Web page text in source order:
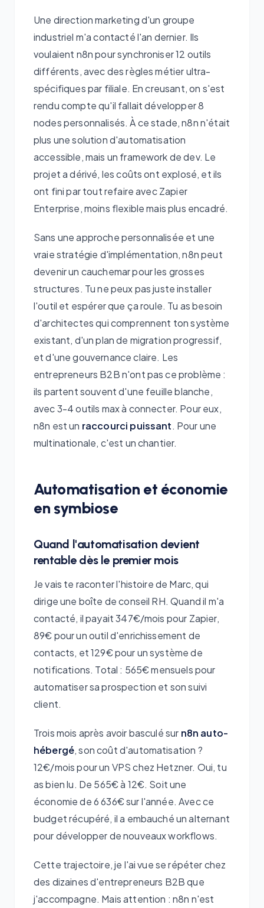
Une direction marketing d'un groupe
industriel m'a contacté l'an dernier. Ils
voulaient n8n pour synchroniser 12 outils
différents, avec des règles métier ultra-
spécifiques par filiale. En creusant, on s'est
rendu compte qu'il fallait développer 8
nodes personnalisés. À ce stade, n8n n'était
plus une solution d'automatisation
accessible, mais un framework de dev. Le
projet a dérivé, les coûts ont explosé, et ils
ont fini par tout refaire avec Zapier
Enterprise, moins flexible mais plus encadré.
Sans une approche personnalisée et une
vraie stratégie d'implémentation, n8n peut
devenir un cauchemar pour les grosses
structures. Tu ne peux pas juste installer
l'outil et espérer que ça roule. Tu as besoin
d'architectes qui comprennent ton système
existant, d'un plan de migration progressif,
et d'une gouvernance claire. Les
entrepreneurs B2B n'ont pas ce problème :
ils partent souvent d'une feuille blanche,
avec 3-4 outils max à connecter. Pour eux,
n8n est un raccourci puissant. Pour une
multinationale, c'est un chantier.
Automatisation et économie
en symbiose
Quand l'automatisation devient
rentable dès le premier mois
Je vais te raconter l'histoire de Marc, qui
dirige une boîte de conseil RH. Quand il m'a
contacté, il payait 347€/mois pour Zapier,
89€ pour un outil d'enrichissement de
contacts, et 129€ pour un système de
notifications. Total : 565€ mensuels pour
automatiser sa prospection et son suivi
client.
Trois mois après avoir basculé sur n8n auto-
hébergé, son coût d'automatisation ?
12€/mois pour un VPS chez Hetzner. Oui, tu
as bien lu. De 565€ à 12€. Soit une
économie de 6 636€ sur l'année. Avec ce
budget récupéré, il a embauché un alternant
pour développer de nouveaux workflows.
Cette trajectoire, je l'ai vue se répéter chez
des dizaines d'entrepreneurs B2B que
j'accompagne. Mais attention : n8n n'est